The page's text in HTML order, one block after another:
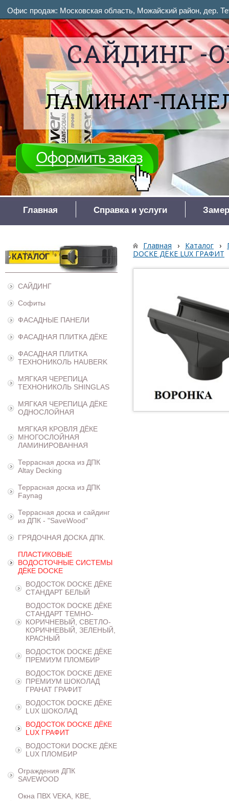
САЙДИНГ -
ЛАМИНАТ-
Офис продаж: Московская область, Можайский район, дер.
Главная Справка и услуги
КАТАЛОГ
САЙДИНГ
Софиты
ФАСАДНЫЕ ПАНЕЛИ
ФАСАДНАЯ ПЛИТКА ДЁКЕ
ФАСАДНАЯ ПЛИТКА
ТЕХНОНИКОЛЬ HAUBERK
МЯГКАЯ ЧЕРЕПИЦА
ТЕХНОНИКОЛЬ SHINGLAS
МЯГКАЯ ЧЕРЕПИЦА ДЁКЕ
ОДНОСЛОЙНАЯ
МЯГКАЯ КРОВЛЯ ДЁКЕ
МНОГОСЛОЙНАЯ
ЛАМИНИРОВАННАЯ
Террасная доска из ДПК
Altay Decking
Террасная доска из ДПК
Faynag
Террасная доска и сайдинг
из ДПК - "SaveWood"
ГРЯДОЧНАЯ ДОСКА ДПК.
ПЛАСТИКОВЫЕ
ВОДОСТОЧНЫЕ СИСТЕМЫ
ДЁКЕ DOCKE
ВОДОСТОК DOCKE ДЁКЕ
СТАНДАРТ БЕЛЫЙ
ВОДОСТОК DOCKE ДЁКЕ
СТАНДАРТ ТЕМНО-
КОРИЧНЕВЫЙ, СВЕТЛО-
КОРИЧНЕВЫЙ, ЗЕЛЕНЫЙ,
КРАСНЫЙ
ВОДОСТОК DOCKE ДЁКЕ
ПРЕМИУМ ПЛОМБИР
ВОДОСТОК DOCKE ДЕКЕ
ПРЕМИУМ ШОКОЛАД
ГРАНАТ ГРАФИТ
ВОДОСТОК DOCKE ДЁКЕ
LUX ШОКОЛАД
ВОДОСТОК DOCKE ДЁКЕ
LUX ГРАФИТ
ВОДОСТОКИ DOCKE ДЁКЕ
LUX ПЛОМБИР
Ограждения ДПК
SAVEWOOD
Окна ПВХ VEKA, KBE,
Главная › Каталог ›
DOCKE ДЁКЕ LUX ГРАФИТ